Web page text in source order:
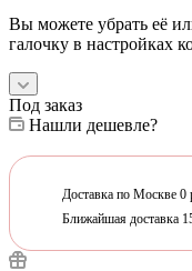
Вы можете убрать её
галочку в настройках
Под заказ
Нашли дешевле?
Доставка по Москве 0
Ближайшая доставка